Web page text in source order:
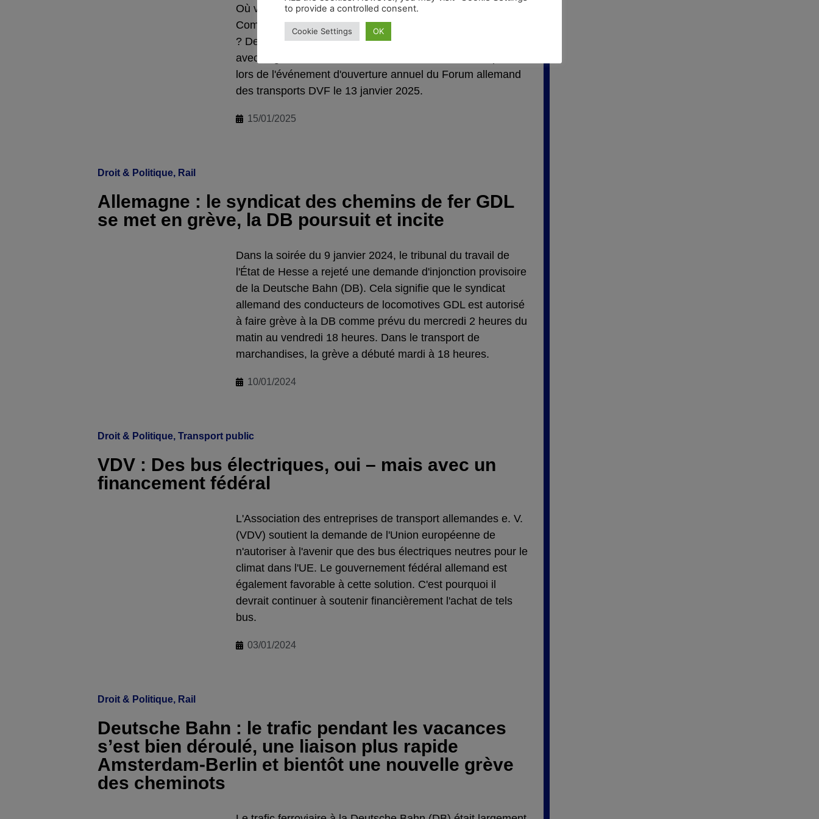
Où va l’Europe avec l’annonce de l’accord industriel propre ?
Comment réussir la transformation du secteur des transports
? Des représentants du secteur de la mobilité en ont discuté
avec le gouvernement fédéral et la Commission européenne
lors de l'événement d'ouverture annuel du Forum allemand
des transports DVF le 13 janvier 2025.
15/01/2025
Droit & Politique, Rail
Allemagne : le syndicat des chemins de fer GDL
se met en grève, la DB poursuit et incite
Dans la soirée du 9 janvier 2024, le tribunal du travail de
l'État de Hesse a rejeté une demande d'injonction provisoire
de la Deutsche Bahn (DB). Cela signifie que le syndicat
allemand des conducteurs de locomotives GDL est autorisé
à faire grève à la DB comme prévu du mercredi 2 heures du
matin au vendredi 18 heures. Dans le transport de
marchandises, la grève a débuté mardi à 18 heures.
10/01/2024
Droit & Politique, Transport public
VDV : Des bus électriques, oui – mais avec un
financement fédéral
L'Association des entreprises de transport allemandes e. V.
(VDV) soutient la demande de l'Union européenne de
n'autoriser à l'avenir que des bus électriques neutres pour le
climat dans l'UE. Le gouvernement fédéral allemand est
également favorable à cette solution. C'est pourquoi il
devrait continuer à soutenir financièrement l'achat de tels
bus.
03/01/2024
Droit & Politique, Rail
Deutsche Bahn : le trafic pendant les vacances
s’est bien déroulé, une liaison plus rapide
Amsterdam-Berlin et bientôt une nouvelle grève
des cheminots
to provide a controlled consent.
Cookie Settings OK